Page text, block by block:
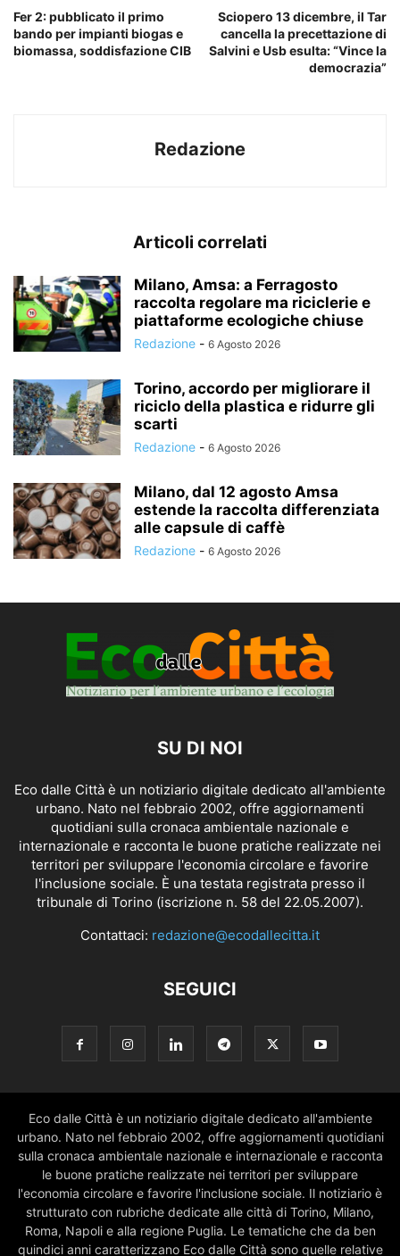
Fer 2: pubblicato il primo
bando per impianti biogas e
biomassa, soddisfazione CIB
Sciopero 13 dicembre, il Tar
cancella la precettazione di
Salvini e Usb esulta: “Vince la
democrazia”
Redazione
Articoli correlati
Milano, Amsa: a Ferragosto
raccolta regolare ma riciclerie e
piattaforme ecologiche chiuse
Redazione - 6 Agosto 2026
Torino, accordo per migliorare il
riciclo della plastica e ridurre gli
scarti
Redazione - 6 Agosto 2026
Milano, dal 12 agosto Amsa
estende la raccolta differenziata
alle capsule di caffè
Redazione - 6 Agosto 2026
SU DI NOI
Eco dalle Città è un notiziario digitale dedicato all'ambiente
urbano. Nato nel febbraio 2002, offre aggiornamenti
quotidiani sulla cronaca ambientale nazionale e
internazionale e racconta le buone pratiche realizzate nei
territori per sviluppare l'economia circolare e favorire
l'inclusione sociale. È una testata registrata presso il
tribunale di Torino (iscrizione n. 58 del 22.05.2007).
Contattaci: redazione@ecodallecitta.it
SEGUICI
Eco dalle Città è un notiziario digitale dedicato all'ambiente
urbano. Nato nel febbraio 2002, offre aggiornamenti quotidiani
sulla cronaca ambientale nazionale e internazionale e racconta
le buone pratiche realizzate nei territori per sviluppare
l'economia circolare e favorire l'inclusione sociale. Il notiziario è
strutturato con rubriche dedicate alle città di Torino, Milano,
Roma, Napoli e alla regione Puglia. Le tematiche che da ben
quindici anni caratterizzano Eco dalle Città sono quelle relative